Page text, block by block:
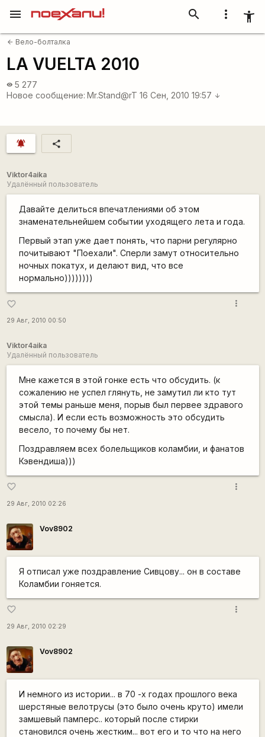
more_vert accessibility_new
search
menu
arrow_back Вело-болталка
LA VUELTA 2010
visibility 5 277
Новое сообщение: Mr.Stand@rT 16 Сен, 2010 19:57 arrow_downward
notifications_active share
Viktor4aika
Удалённый пользователь
Давайте делиться впечатлениями об этом
знаменательнейшем событии уходящего лета и года.
Первый этап уже дает понять, что парни регулярно
почитывают "Поехали". Сперли замут относительно
ночных покатух, и делают вид, что все
нормально))))))))
favorite_border
29 Авг, 2010 00:50
more_vert
Viktor4aika
Удалённый пользователь
Мне кажется в этой гонке есть что обсудить. (к
сожалению не успел глянуть, не замутил ли кто тут
этой темы раньше меня, порыв был первее здравого
смысла). И если есть возможность это обсудить
весело, то почему бы нет.
Поздравляем всех болельщиков коламбии, и фанатов
Кэвендиша)))
favorite_border
29 Авг, 2010 02:26
more_vert
Vov8902
Я отписал уже поздравление Сивцову... он в составе
Коламбии гоняется.
favorite_border
29 Авг, 2010 02:29
more_vert
Vov8902
И немного из истории... в 70 -х годах прошлого века
шерстяные велотрусы (это было очень круто) имели
замшевый памперс.. который после стирки
становился очень жестким... вот его и то что на него